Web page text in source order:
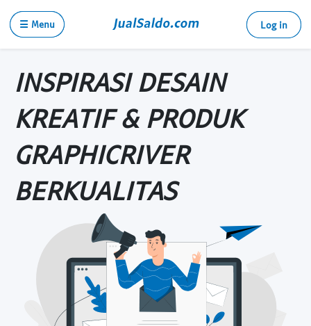
☰ Menu Log in
INSPIRASI DESAIN
KREATIF & PRODUK
GRAPHICRIVER
BERKUALITAS